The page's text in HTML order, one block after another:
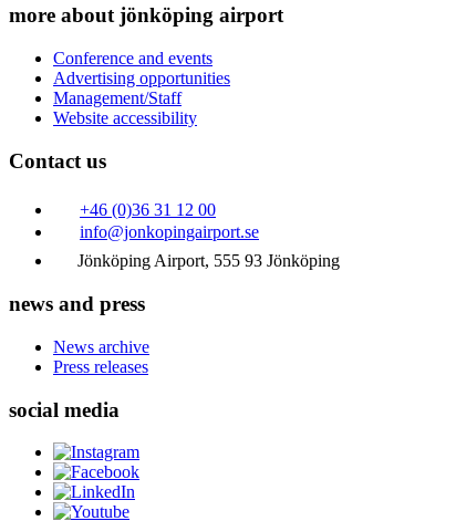
more about jönköping airport
Conference and events
Advertising opportunities
Management/Staff
Website accessibility
Contact us
+46 (0)36 31 12 00
info@jonkopingairport.se
Jönköping Airport, 555 93 Jönköping
news and press
News archive
Press releases
social media